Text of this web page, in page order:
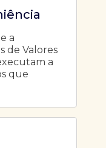
a
de Valores
a
que